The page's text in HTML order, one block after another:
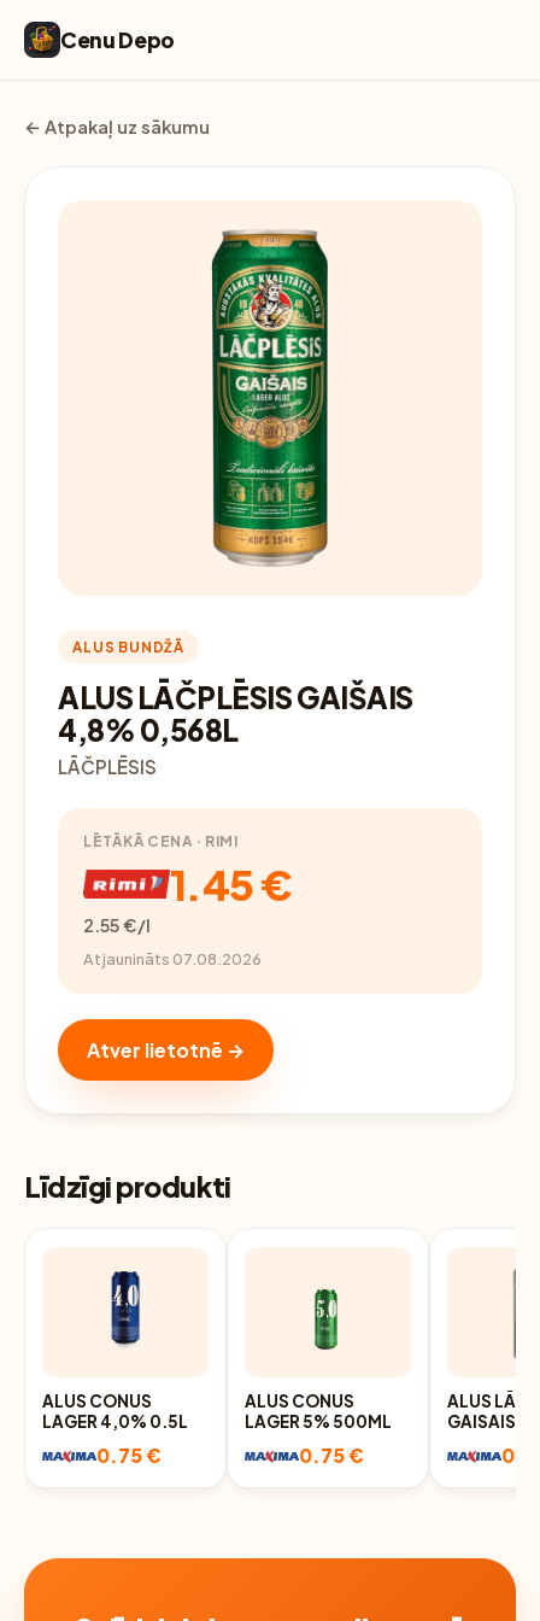
Cenu Depo
← Atpakaļ uz sākumu
ALUS BUNDŽĀ
ALUS LĀČPLĒSIS GAIŠAIS
4,8% 0,568L
LĀČPLĒSIS
LĒTĀKĀ CENA · RIMI
1.45 €
2.55 €/l
Atjaunināts 07.08.2026
Atver lietotnē →
Līdzīgi produkti
ALUS CONUS
LAGER 4,0% 0.5L
0.75 €
ALUS CONUS
LAGER 5% 500ML
0.75 €
ALUS
GAISAIS